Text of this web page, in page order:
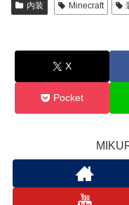
内装 Minecraft
X
Pocket